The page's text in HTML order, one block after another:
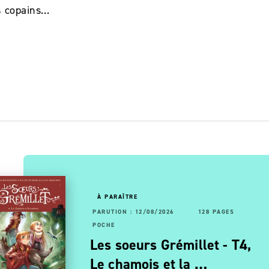
copains…
PAGES: 22/04/2026
160 PAGES
à la cour de
- Une reine en…
À PARAÎTRE
PARUTION : 12/08/2026
128 PAGES
POCHE
Les soeurs Grémillet - T4,
Le chamois et la …